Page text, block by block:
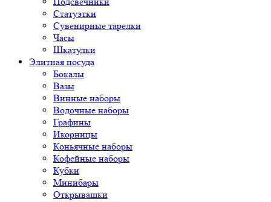
Статуэтки
Сувенирные тарелки
Часы
Шкатулки
Элитная посуда
Бокалы
Вазы
Винные наборы
Водочные наборы
Графины
Икорницы
Коньячные наборы
Кофейные наборы
Кубки
Минибары
Открывашки